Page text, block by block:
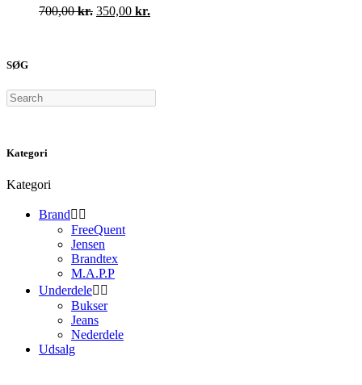
varianter.
Mulighederne
700,00kr. Den
350,00 kr.
SØG
Search
Kategori
Kategori
Brand 
FreeQuent
Jensen
Brandtex
M.A.P.P
Underdele 
Bukser
Jeans
Nederdele
Udsalg